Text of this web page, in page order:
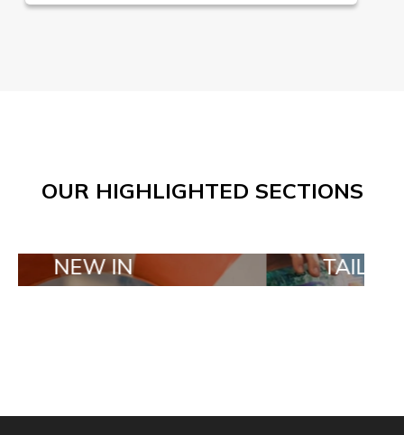
OUR HIGHLIGHTED SECTIONS
TAILOR MADE